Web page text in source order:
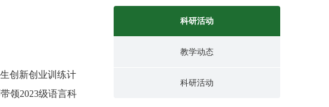
创新创业训练计
领2023级语言科
科研活动
教学动态
科研活动